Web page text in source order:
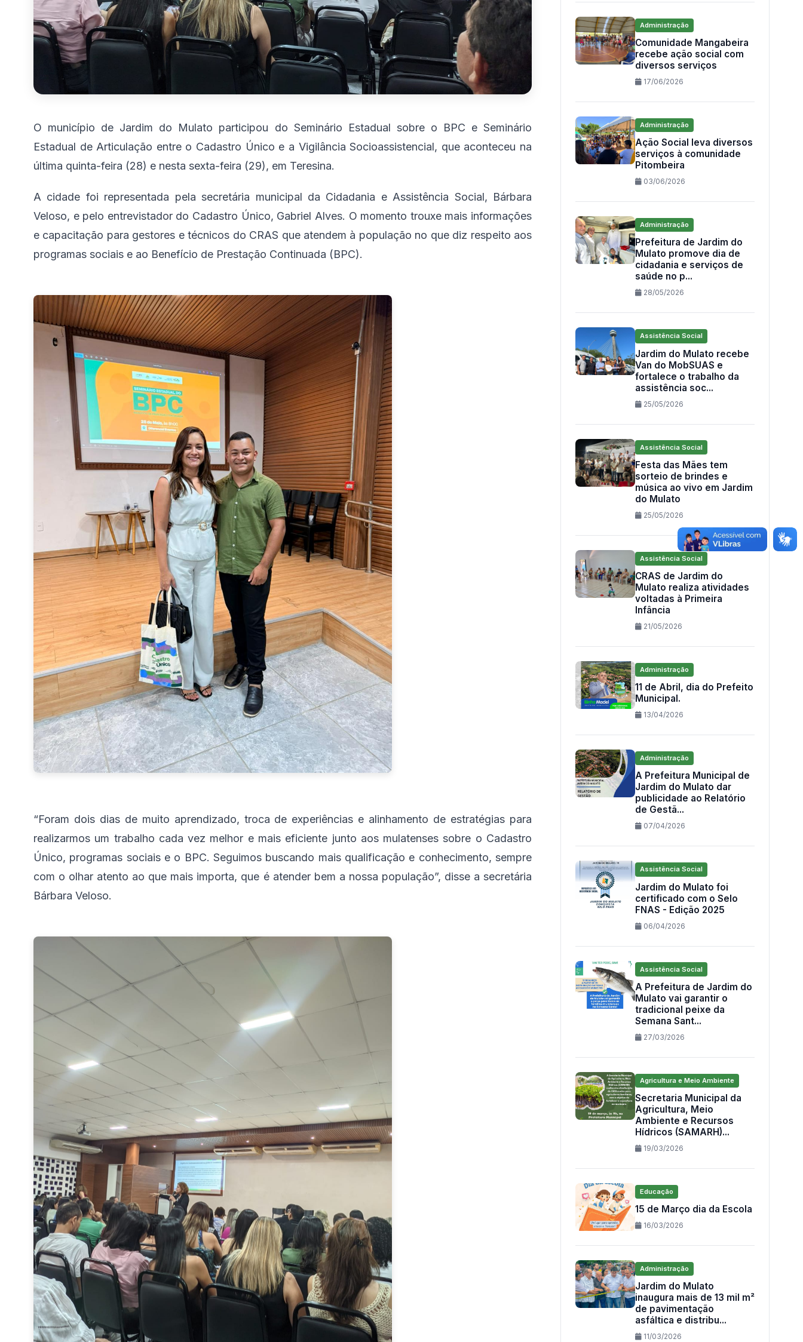
O município de Jardim do Mulato participou do Seminário Estadual sobre o BPC e Seminário
Estadual de Articulação entre o Cadastro Único e a Vigilância Socioassistencial, que aconteceu na
última quinta-feira (28) e nesta sexta-feira (29), em Teresina.
A cidade foi representada pela secretária municipal da Cidadania e Assistência Social, Bárbara
Veloso, e pelo entrevistador do Cadastro Único, Gabriel Alves. O momento trouxe mais informações
e capacitação para gestores e técnicos do CRAS que atendem à população no que diz respeito aos
programas sociais e ao Benefício de Prestação Continuada (BPC).
“Foram dois dias de muito aprendizado, troca de experiências e alinhamento de estratégias para
realizarmos um trabalho cada vez melhor e mais eficiente junto aos mulatenses sobre o Cadastro
Único, programas sociais e o BPC. Seguimos buscando mais qualificação e conhecimento, sempre
com o olhar atento ao que mais importa, que é atender bem a nossa população”, disse a secretária
Bárbara Veloso.
Administração
Comunidade Mangabeira
recebe ação social com
diversos serviços
17/06/2026
Administração
Ação Social leva diversos
serviços à comunidade
Pitombeira
03/06/2026
Administração
Prefeitura de Jardim do
Mulato promove dia de
cidadania e serviços de
saúde no p...
28/05/2026
Assistência Social
Jardim do Mulato recebe
Van do MobSUAS e
fortalece o trabalho da
assistência soc...
25/05/2026
Assistência Social
Festa das Mães tem
sorteio de brindes e
música ao vivo em Jardim
do Mulato
25/05/2026
Assistência Social
CRAS de Jardim do
Mulato realiza atividades
voltadas à Primeira
Infância
21/05/2026
Administração
11 de Abril, dia do Prefeito
Municipal.
13/04/2026
Administração
A Prefeitura Municipal de
Jardim do Mulato dar
publicidade ao Relatório
de Gestã...
07/04/2026
Assistência Social
Jardim do Mulato foi
certificado com o Selo
FNAS - Edição 2025
06/04/2026
Assistência Social
A Prefeitura de Jardim do
Mulato vai garantir o
tradicional peixe da
Semana Sant...
27/03/2026
Agricultura e Meio Ambiente
Secretaria Municipal da
Agricultura, Meio
Ambiente e Recursos
Hídricos (SAMARH)...
19/03/2026
Educação
15 de Março dia da Escola
16/03/2026
Administração
Jardim do Mulato
inaugura mais de 13 mil m²
de pavimentação
asfáltica e distribu...
11/03/2026